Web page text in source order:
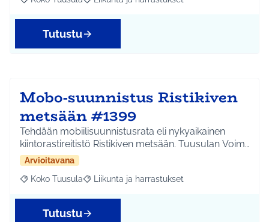
Rajaa tulokset aihepiirin mukaan: Koko Tuusula
Rajaa tulokset teeman mukaan: Liikunta ja
Tutustu
Mobo-suunnistus Ristikiven
metsään #1399
Tehdään mobiilisuunnistusrata eli nykyaikainen
kiintorastireitistö Ristikiven metsään. Tuusulan Voim…
Arvioitavana
Rajaa tulokset aihepiirin mukaan: Koko Tuusula
Koko Tuusula Rajaa tulokset teeman mukaan: Liikunta ja
Liikunta ja harrastukset
Tutustu